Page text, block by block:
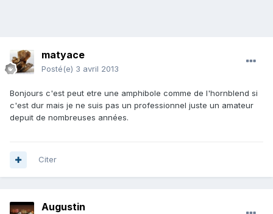
matyace
Posté(e) 3 avril 2013
Bonjours c'est peut etre une amphibole comme de l'hornblend si
c'est dur mais je ne suis pas un professionnel juste un amateur
depuit de nombreuses années.
Citer
Augustin